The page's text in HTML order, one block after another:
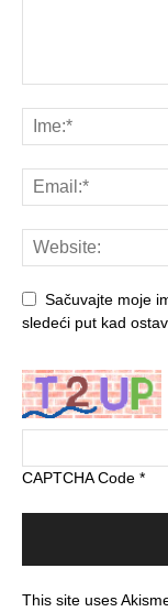
Sačuvajte moje
sledeći put kad
CAPTCHA Code *
This site uses